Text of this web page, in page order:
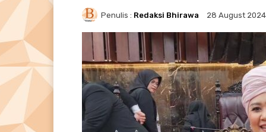
Penulis : Redaksi Bhirawa 28 August 2024